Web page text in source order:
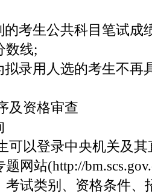
的考生公共科目笔试成
数线;
拟录用人选的考生不再
及资格审查
可以登录中央机关及
网站(http://
考试类别、资格条件、